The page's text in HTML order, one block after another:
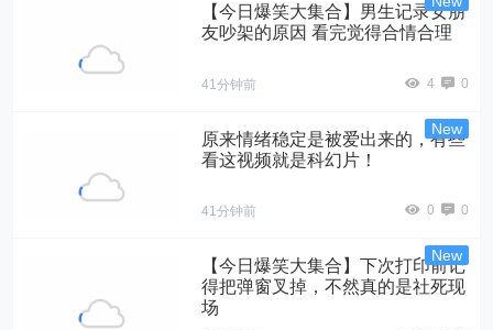
【今日爆笑大集合】男生记录女朋
友吵架的原因 看完觉得合情合理
41分钟前 4 0
原来情绪稳定是被爱出来的，有些
看这视频就是科幻片！
41分钟前 0 0
【今日爆笑大集合】下次打印前记
得把弹窗叉掉，不然真的是社死现
场